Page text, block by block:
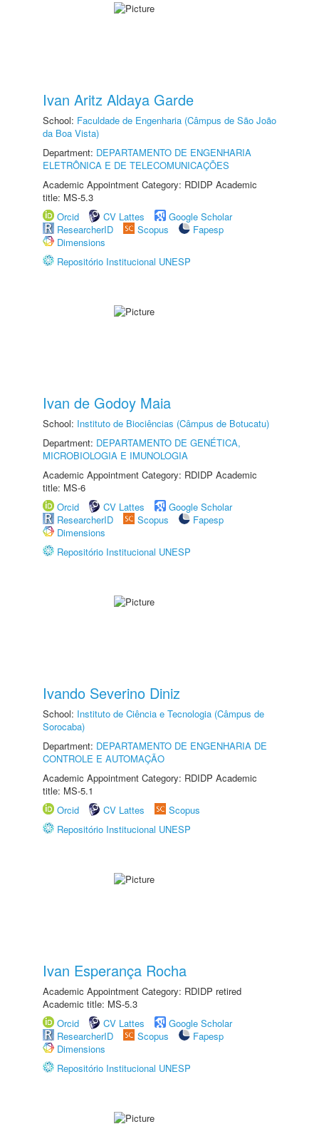
Ivan Aritz Aldaya Garde
School: Faculdade de Engenharia (Câmpus de São João
da Boa Vista)
Department: DEPARTAMENTO DE ENGENHARIA
ELETRÔNICA E DE TELECOMUNICAÇÕES
Academic Appointment Category: RDIDP Academic
title: MS-5.3
Orcid
CV Lattes
Google Scholar
ResearcherID
Scopus
Fapesp
Dimensions
Repositório Institucional UNESP
Ivan de Godoy Maia
School: Instituto de Biociências (Câmpus de Botucatu)
Department: DEPARTAMENTO DE GENÉTICA,
MICROBIOLOGIA E IMUNOLOGIA
Academic Appointment Category: RDIDP Academic
title: MS-6
Orcid
CV Lattes
Google Scholar
ResearcherID
Scopus
Fapesp
Dimensions
Repositório Institucional UNESP
Ivando Severino Diniz
School: Instituto de Ciência e Tecnologia (Câmpus de
Sorocaba)
Department: DEPARTAMENTO DE ENGENHARIA DE
CONTROLE E AUTOMAÇÃO
Academic Appointment Category: RDIDP Academic
title: MS-5.1
Orcid
CV Lattes
Scopus
Repositório Institucional UNESP
Ivan Esperança Rocha
Academic Appointment Category: RDIDP retired
Academic title: MS-5.3
Orcid
CV Lattes
Google Scholar
ResearcherID
Scopus
Fapesp
Dimensions
Repositório Institucional UNESP